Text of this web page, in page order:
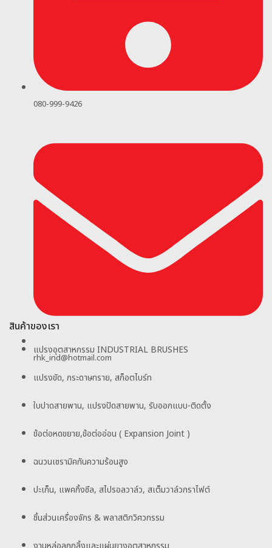
080-999-9426
rhk_ind@hotmail.com
สินค้าของเรา
แปรงอุตสาหกรรม INDUSTRIAL BRUSHES
แปรงขัด, กระดาษทราย, สก็อตไบร์ท
ใบปาดสายพาน, แปรงปัดสายพาน, รับออกแบบ-ติดตั้ง
ข้อต่อหดขยาย,ข้อต่ออ่อน ( Expansion Joint )
ฉนวนเซรามิคกันความร้อนสูง
ปะเก็น, แพคกิ้งซีล, สไปรอลวาล์ว, สเต็มวาล์วกราไฟต์
ชิ้นส่วนเครื่องจักร & พลาสติกวิศวกรรม